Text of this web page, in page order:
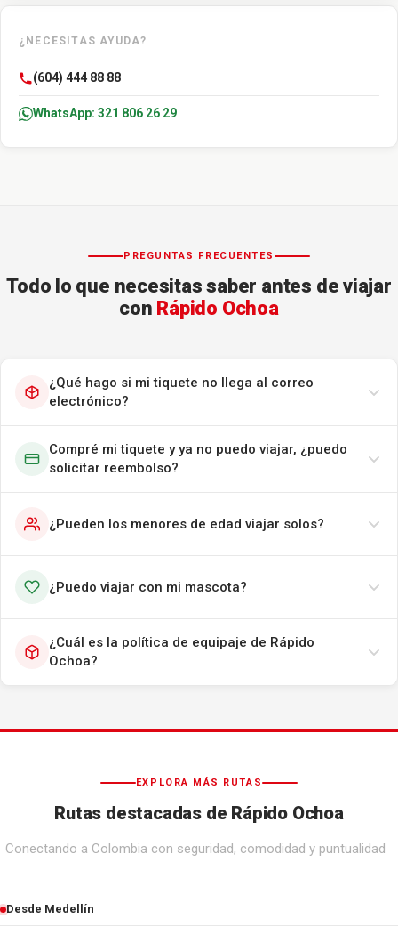
¿NECESITAS AYUDA?
(604) 444 88 88
WhatsApp: 321 806 26 29
PREGUNTAS FRECUENTES
Todo lo que necesitas saber antes de viajar
con Rápido Ochoa
¿Qué hago si mi tiquete no llega al correo
electrónico?
Compré mi tiquete y ya no puedo viajar, ¿puedo
solicitar reembolso?
¿Pueden los menores de edad viajar solos?
¿Puedo viajar con mi mascota?
¿Cuál es la política de equipaje de Rápido
Ochoa?
EXPLORA MÁS RUTAS
Rutas destacadas de Rápido Ochoa
Conectando a Colombia con seguridad, comodidad y puntualidad
Desde Medellín